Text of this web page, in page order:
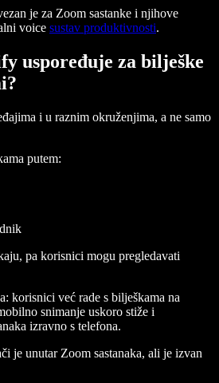
je za Zoom sastanke i njihove
voice sustav produktivnosti.
uspoređuje za bilješke
i u raznim okruženjima, a ne samo
putem:
pa korisnici mogu pregledavati
korisnici već rade s bilješkama na
snimanje uskoro stiže i
izravno s telefona.
je unutar Zoom sastanaka, ali je izvan